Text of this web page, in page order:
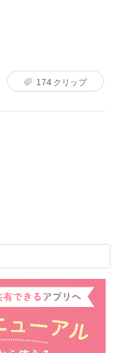
174 クリップ